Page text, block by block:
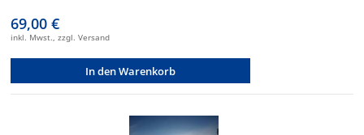
69,00 €
inkl. Mwst., zzgl. Versand
In den Warenkorb